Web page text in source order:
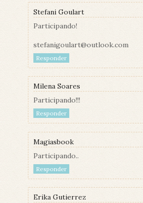
Stefani Goulart
Participando!
stefanigoulart@outlook.com
Responder
Milena Soares
Participando!!!
Responder
Magiasbook
Participando..
Responder
Erika Gutierrez